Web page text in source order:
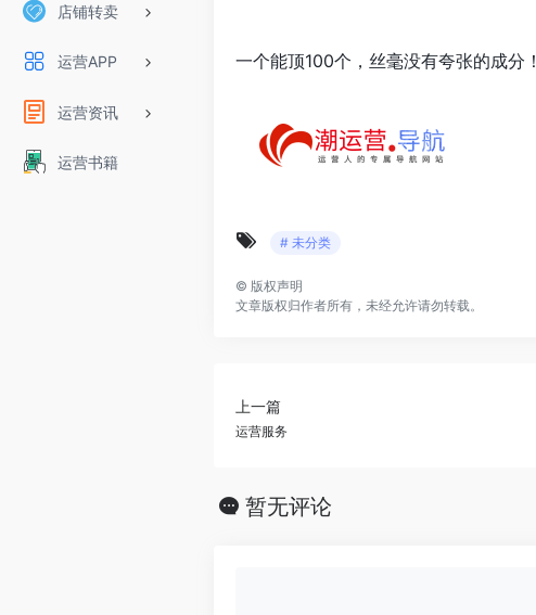
店铺转卖
运营APP
运营资讯
运营书籍
一个能顶100个，丝毫没有夸张的成分！
# 未分类
© 版权声明
文章版权归作者所有，未经允许请勿转载。
上一篇
运营服务
暂无评论